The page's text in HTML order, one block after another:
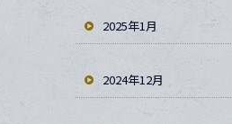
2025年1月
2024年12月